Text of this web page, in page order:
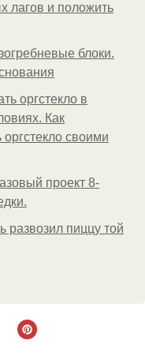
лагов и положить
блоки.
оргстекло в
Как
оргстекло своими
проект 8-
развозил пиццу той